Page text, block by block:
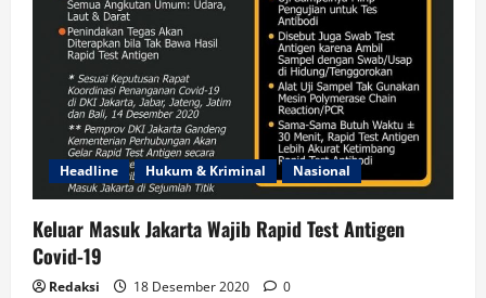
Headline Hukum & Kriminal Nasional
Keluar Masuk Jakarta Wajib Rapid Test Antigen
Covid-19
Redaksi 18 Desember 2020 0